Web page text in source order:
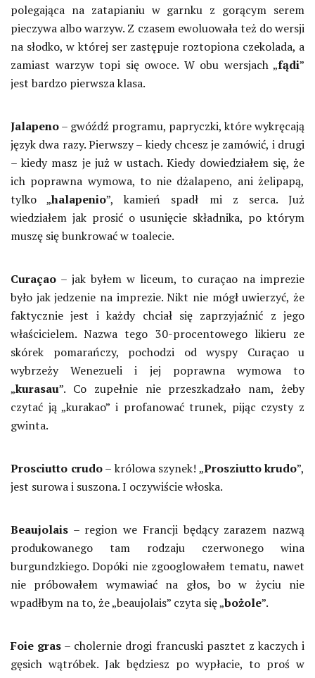
polegająca na zatapianiu w garnku z gorącym serem
pieczywa albo warzyw. Z czasem ewoluowała też do wersji
na słodko, w której ser zastępuje roztopiona czekolada, a
zamiast warzyw topi się owoce. W obu wersjach „fądi”
jest bardzo pierwsza klasa.
Jalapeno– gwóźdź programu, papryczki, które wykręcają
język dwa razy. Pierwszy – kiedy chcesz je zamówić, i drugi
– kiedy masz je już w ustach. Kiedy dowiedziałem się, że
ich poprawna wymowa, to nie dżalapeno, ani żelipapą,
tylko „halapenio”, kamień spadł mi z serca. Już
wiedziałem jak prosić o usunięcie składnika, po którym
muszę się bunkrować w toalecie.
Curaçao – jak byłem w liceum, to curaçao na imprezie
było jak jedzenie na imprezie. Nikt nie mógł uwierzyć, że
faktycznie jest i każdy chciał się zaprzyjaźnić z jego
właścicielem. Nazwa tego 30-procentowego likieru ze
skórek pomarańczy, pochodzi od wyspy Curaçao u
wybrzeży Wenezueli i jej poprawna wymowa to
„kurasau”. Co zupełnie nie przeszkadzało nam, żeby
czytać ją „kurakao” i profanować trunek, pijąc czysty z
gwinta.
Prosciutto crudo– królowa szynek! „Prosziutto krudo”,
jest surowa i suszona. I oczywiście włoska.
Beaujolais – region we Francji będący zarazem nazwą
produkowanego tam rodzaju czerwonego wina
burgundzkiego. Dopóki nie zgooglowałem tematu, nawet
nie próbowałem wymawiać na głos, bo w życiu nie
wpadłbym na to, że „beaujolais” czyta się „bożole”.
Foie gras – cholernie drogi francuski pasztet z kaczych i
gęsich wątróbek. Jak będziesz po wypłacie, to proś w